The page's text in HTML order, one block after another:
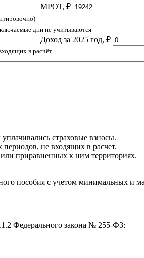
МРОТ, ₽
дни не учитываются
Доход за 2025 год, ₽
в расчёт
страховые взносы.
не входящих в расчет.
приравненных к ним территориях.
пособия с учетом минимальных и
Федерального закона № 255-ФЗ: